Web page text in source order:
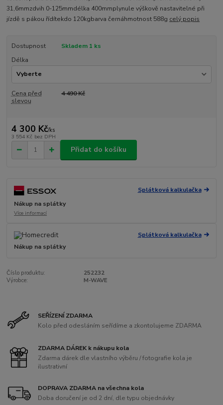
31,6mmzdvih 0-125mmdélka 400mmplynule výškově nastavitelné při
jízdě s pákou řídítekdo 120kgbarva černáhmotnost 588g celý popis
Dostupnost
Skladem 1 ks
Délka
Cena před
slevou
4 490 Kč
4 300 Kč/ks
3 554 Kč bez DPH
Přidat do košíku
Splátková kalkulačka
Nákup na splátky
Více informací
Splátková kalkulačka
Nákup na splátky
Číslo produktu:
252232
Výrobce:
M-WAVE
SEŘÍZENÍ ZDARMA
Kolo před odesláním seřídíme a zkontolujeme ZDARMA
ZDARMA DÁREK k nákupu kola
Zdarma dárek dle vlastního výběru / fotografie kola je
ilustrativní
DOPRAVA ZDARMA na všechna kola
Doba doručení je od 2 dní, dle typu objednávky